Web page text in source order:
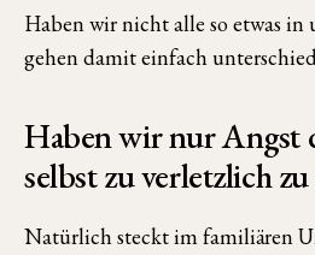
Haben wir nicht alle so etwas in
gehen damit einfach
Haben wir nur Angst
selbst zu verletzlich zu
Natürlich steckt im familiären